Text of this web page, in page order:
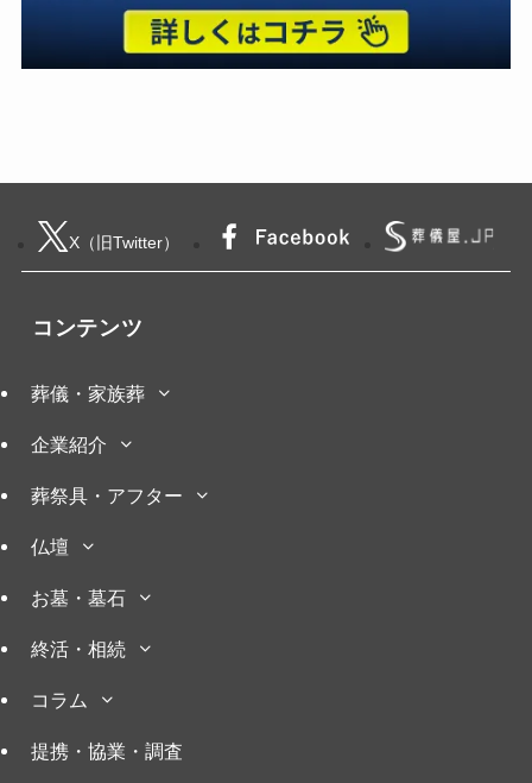
X（旧Twitter）
コンテンツ
葬儀・家族葬
企業紹介
葬祭具・アフター
仏壇
お墓・墓石
終活・相続
コラム
提携・協業・調査